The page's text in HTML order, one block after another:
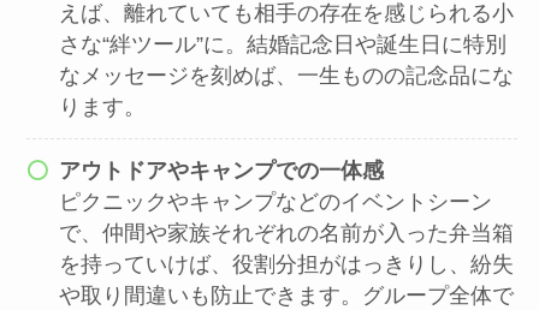
えば、離れていても相手の存在を感じられる小
さな“絆ツール”に。結婚記念日や誕生日に特別
なメッセージを刻めば、一生ものの記念品にな
ります。
アウトドアやキャンプでの一体感
ピクニックやキャンプなどのイベントシーン
で、仲間や家族それぞれの名前が入った弁当箱
を持っていけば、役割分担がはっきりし、紛失
や取り間違いも防止できます。グループ全体で